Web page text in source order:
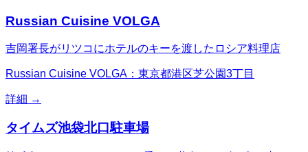
Russian Cuisine VOLGA
吉岡署長がリツコにホテルのキーを渡したロシア料理店
Russian Cuisine VOLGA：東京都港区芝公園3丁目
詳細 →
タイムズ池袋北口駐車場